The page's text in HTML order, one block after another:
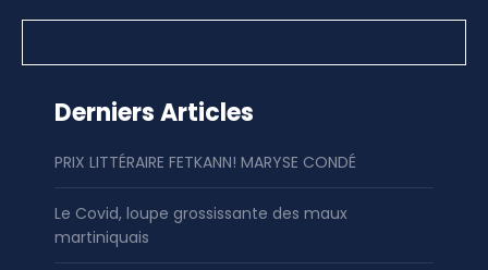
Derniers Articles
PRIX LITTÉRAIRE FETKANN! MARYSE CONDÉ
Le Covid, loupe grossissante des maux
martiniquais